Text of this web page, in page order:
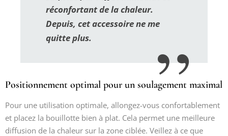
réconfortant de la chaleur.
Depuis, cet accessoire ne me
quitte plus.
Positionnement optimal pour un soulagement maximal
Pour une utilisation optimale, allongez-vous confortablement
et placez la bouillotte bien à plat. Cela permet une meilleure
diffusion de la chaleur sur la zone ciblée. Veillez à ce que